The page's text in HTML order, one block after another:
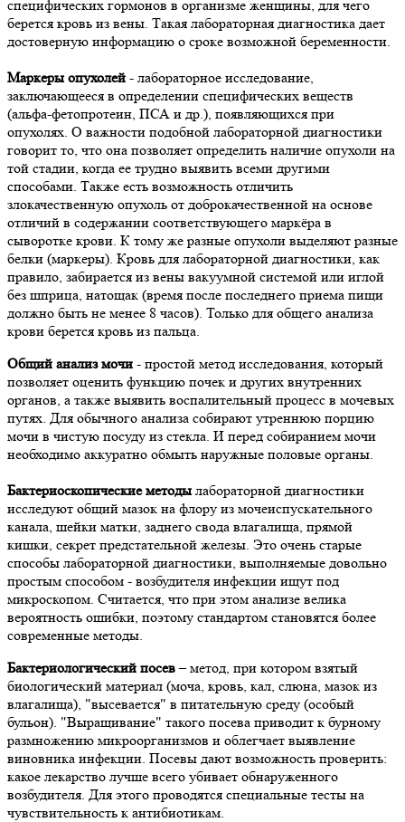
специфических гормонов в организме женщины, для чего
берется кровь из вены. Такая лабораторная диагностика дает
достоверную информацию о сроке возможной беременности.
Маркеры опухолей - лабораторное исследование,
заключающееся в определении специфических веществ
(альфа-фетопротеин, ПСА и др.), появляющихся при
опухолях. О важности подобной лабораторной диагностики
говорит то, что она позволяет определить наличие опухоли на
той стадии, когда ее трудно выявить всеми другими
способами. Также есть возможность отличить
злокачественную опухоль от доброкачественной на основе
отличий в содержании соответствующего маркёра в
сыворотке крови. К тому же разные опухоли выделяют разные
белки (маркеры). Кровь для лабораторной диагностики, как
правило, забирается из вены вакуумной системой или иглой
без шприца, натощак (время после последнего приема пищи
должно быть не менее 8 часов). Только для общего анализа
крови берется кровь из пальца.
Общий анализ мочи - простой метод исследования, который
позволяет оценить функцию почек и других внутренних
органов, а также выявить воспалительный процесс в мочевых
путях. Для обычного анализа собирают утреннюю порцию
мочи в чистую посуду из стекла. И перед собиранием мочи
необходимо аккуратно обмыть наружные половые органы.
Бактериоскопические методы лабораторной диагностики
исследуют общий мазок на флору из мочеиспускательного
канала, шейки матки, заднего свода влагалища, прямой
кишки, секрет предстательной железы. Это очень старые
способы лабораторной диагностики, выполняемые довольно
простым способом - возбудителя инфекции ищут под
микроскопом. Считается, что при этом анализе велика
вероятность ошибки, поэтому стандартом становятся более
современные методы.
Бактериологический посев– метод, при котором взятый
биологический материал (моча, кровь, кал, слюна, мазок из
влагалища), "высевается" в питательную среду (особый
бульон). "Выращивание" такого посева приводит к бурному
размножению микроорганизмов и облегчает выявление
виновника инфекции. Посевы дают возможность проверить:
какое лекарство лучше всего убивает обнаруженного
возбудителя. Для этого проводятся специальные тесты на
чувствительность к антибиотикам.